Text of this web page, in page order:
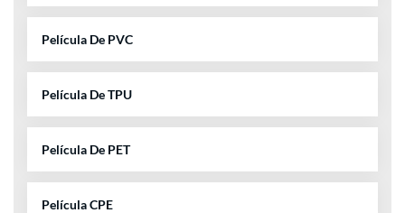
Película De PVC
Película De TPU
Película De PET
Película CPE